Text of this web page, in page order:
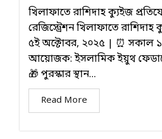
খিলাফাতে রাশিদাহ ক্যুইজ
রেজিস্ট্রেশন খিলাফাতে
৫ই অক্টোবর, ২০২৫ | ⏰ সকাল
আয়োজক: ইসলামিক ইয়ুথ
🎁 পুরস্কার স্থান...
Read More